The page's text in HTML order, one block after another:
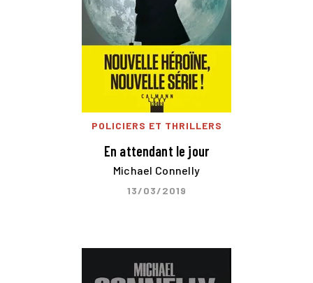
POLICIERS ET THRILLERS
En attendant le jour
Michael Connelly
13/03/2019